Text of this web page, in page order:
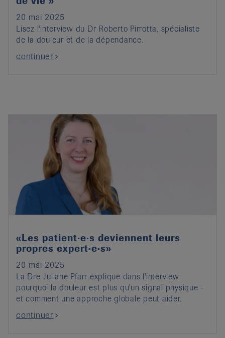
20 mai 2025
Lisez l'interview du Dr Roberto Pirrotta, spécialiste
de la douleur et de la dépendance.
continuer
«Les patient·e·s deviennent leurs
propres expert·e·s»
20 mai 2025
La Dre Juliane Pfarr explique dans l'interview
pourquoi la douleur est plus qu'un signal physique -
et comment une approche globale peut aider.
continuer